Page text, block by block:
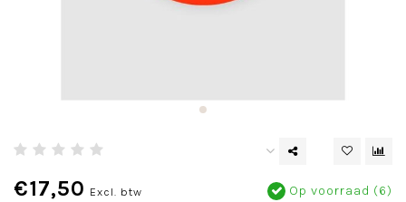
€17,50 Excl. btw Op voorraad (6)